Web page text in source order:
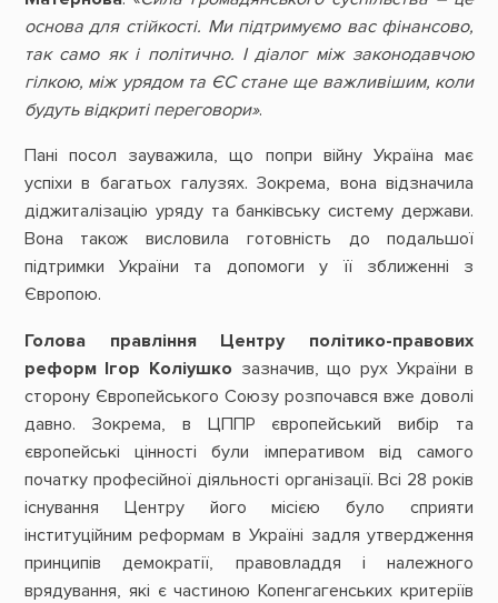
основа для стійкості. Ми підтримуємо вас фінансово,
так само як і політично. І діалог між законодавчою
гілкою, між урядом та ЄС стане ще важливішим, коли
будуть відкриті переговори».
Пані посол зауважила, що попри війну Україна має
успіхи в багатьох галузях. Зокрема, вона відзначила
діджиталізацію уряду та банківську систему держави.
Вона також висловила готовність до подальшої
підтримки України та допомоги у її зближенні з
Європою.
Голова правління Центру політико-правових
реформ Ігор Коліушко зазначив, що рух України в
сторону Європейського Союзу розпочався вже доволі
давно. Зокрема, в ЦППР європейський вибір та
європейські цінності були імперативом від самого
початку професійної діяльності організації. Всі 28 років
існування Центру його місією було сприяти
інституційним реформам в Україні задля утвердження
принципів демократії, правовладдя і належного
врядування, які є частиною Копенгагенських критеріїв